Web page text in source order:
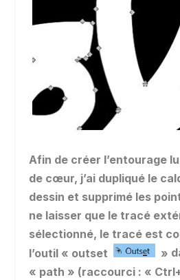
Afin de créer l’entourage
de cœur, j’ai dupliqué le
dessin et supprimé les
ne laisser que le tracé
sélectionné, le tracé est
l’outil « outset
»
« path » (raccourci : «